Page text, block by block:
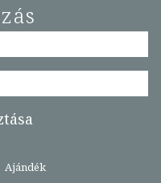
Ajándék